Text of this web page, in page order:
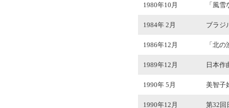
1980年10月 「風
1984年 2月 ブラジ
1986年12月 「北
1989年12月 日本作
1990年 5月 美智子
1990年12月 第32回